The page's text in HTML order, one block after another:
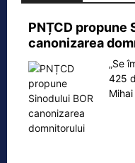
PNȚCD propune
canonizarea
„Se
425